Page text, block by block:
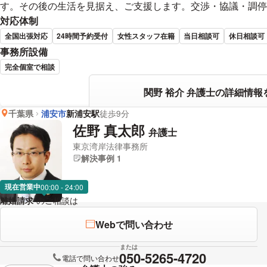
す。その後の生活を見据え、ご支援します。交渉・協議・調
対応体制
全国出張対応 24時間予約受付 女性スタッフ在籍 当日相談可 休日相談可
事務所設備
完全個室で相談
関野 裕介 弁護士の詳細情報
千葉県 浦安市新浦安駅徒歩9分
佐野 真太郎 弁護士
東京湾岸法律事務所
解決事例 1
現在営業中00:00 - 24:00
離婚請求 のご相談は
Webで問い合わせ
または
電話で問い合わせ050-5265-4720